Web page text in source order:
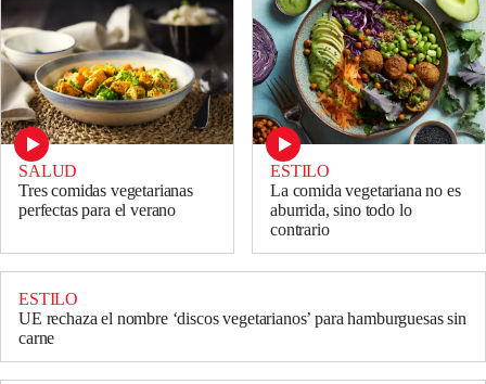
SALUD
Tres comidas vegetarianas
perfectas para el verano
ESTILO
La comida vegetariana no es
aburrida, sino todo lo
contrario
ESTILO
UE rechaza el nombre ‘discos vegetarianos’ para hamburguesas sin
carne